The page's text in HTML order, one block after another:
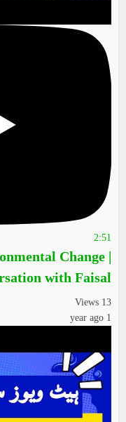
2:51
Change |
with Faisal...
13 Views
1 year ago